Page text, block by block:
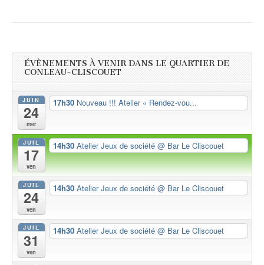
ÉVÈNEMENTS À VENIR DANS LE QUARTIER DE
CONLEAU-CLISCOUET
JUIN
24
mer
17h30 Nouveau !!! Atelier « Rendez-vou...
JUIL
17
ven
14h30 Atelier Jeux de société @ Bar Le Cliscouet
JUIL
24
ven
14h30 Atelier Jeux de société @ Bar Le Cliscouet
JUIL
31
ven
14h30 Atelier Jeux de société @ Bar Le Cliscouet